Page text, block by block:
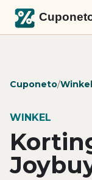
Cuponeto/
WINKEL